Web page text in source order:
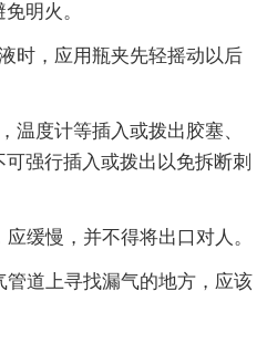
明火。
时，应用瓶夹先轻摇动以后
温度计等插入或拨出胶塞、
强行插入或拨出以免拆断刺
缓慢，并不得将出口对人。
管道上寻找漏气的地方，应该